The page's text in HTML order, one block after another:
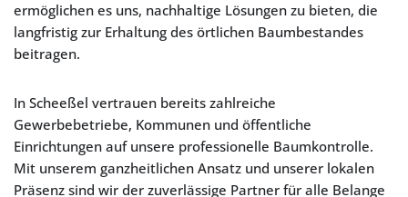
ermöglichen es uns, nachhaltige Lösungen zu bieten, die
langfristig zur Erhaltung des örtlichen Baumbestandes
beitragen.
In Scheeßel vertrauen bereits zahlreiche
Gewerbebetriebe, Kommunen und öffentliche
Einrichtungen auf unsere professionelle Baumkontrolle.
Mit unserem ganzheitlichen Ansatz und unserer lokalen
Präsenz sind wir der zuverlässige Partner für alle Belange